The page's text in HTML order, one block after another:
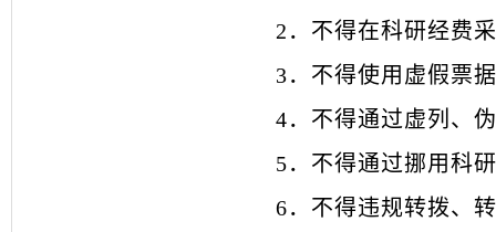
2 ． 不得在科研经费
3． 不得使用虚假票
4．不得通过虚列、
5． 不得通过挪用科
6．不得违规转拨、